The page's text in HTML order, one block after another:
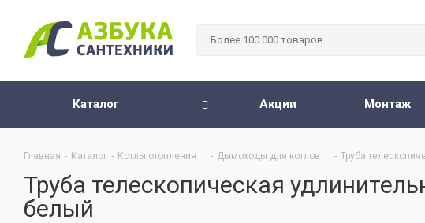
Каталог Акции Монтаж
Главная - Каталог - Котлы отопления - Дымоходы для котлов - Труба
Труба телескопическая
белый